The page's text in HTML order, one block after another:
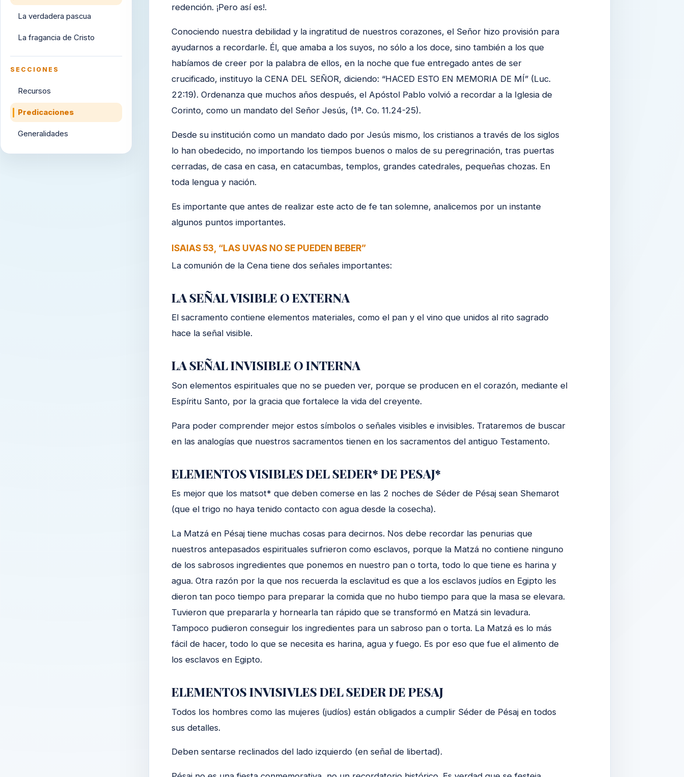
La verdadera pascua
La fragancia de Cristo
SECCIONES
Recursos
Predicaciones
Generalidades
redención. ¡Pero así es!.
Conociendo nuestra debilidad y la ingratitud de nuestros corazones, el Señor hizo provisión para
ayudarnos a recordarle. Él, que amaba a los suyos, no sólo a los doce, sino también a los que
habíamos de creer por la palabra de ellos, en la noche que fue entregado antes de ser
crucificado, instituyo la CENA DEL SEÑOR, diciendo: “HACED ESTO EN MEMORIA DE MÍ” (Luc.
22:19). Ordenanza que muchos años después, el Apóstol Pablo volvió a recordar a la Iglesia de
Corinto, como un mandato del Señor Jesús, (1ª. Co. 11.24-25).
Desde su institución como un mandato dado por Jesús mismo, los cristianos a través de los siglos
lo han obedecido, no importando los tiempos buenos o malos de su peregrinación, tras puertas
cerradas, de casa en casa, en catacumbas, templos, grandes catedrales, pequeñas chozas. En
toda lengua y nación.
Es importante que antes de realizar este acto de fe tan solemne, analicemos por un instante
algunos puntos importantes.
ISAIAS 53, “LAS UVAS NO SE PUEDEN BEBER”
La comunión de la Cena tiene dos señales importantes:
LA SEÑAL VISIBLE O EXTERNA
El sacramento contiene elementos materiales, como el pan y el vino que unidos al rito sagrado
hace la señal visible.
LA SEÑAL INVISIBLE O INTERNA
Son elementos espirituales que no se pueden ver, porque se producen en el corazón, mediante el
Espíritu Santo, por la gracia que fortalece la vida del creyente.
Para poder comprender mejor estos símbolos o señales visibles e invisibles. Trataremos de buscar
en las analogías que nuestros sacramentos tienen en los sacramentos del antiguo Testamento.
ELEMENTOS VISIBLES DEL SEDER* DE PESAJ*
Es mejor que los matsot* que deben comerse en las 2 noches de Séder de Pésaj sean Shemarot
(que el trigo no haya tenido contacto con agua desde la cosecha).
La Matzá en Pésaj tiene muchas cosas para decirnos. Nos debe recordar las penurias que
nuestros antepasados espirituales sufrieron como esclavos, porque la Matzá no contiene ninguno
de los sabrosos ingredientes que ponemos en nuestro pan o torta, todo lo que tiene es harina y
agua. Otra razón por la que nos recuerda la esclavitud es que a los esclavos judíos en Egipto les
dieron tan poco tiempo para preparar la comida que no hubo tiempo para que la masa se elevara.
Tuvieron que prepararla y hornearla tan rápido que se transformó en Matzá sin levadura.
Tampoco pudieron conseguir los ingredientes para un sabroso pan o torta. La Matzá es lo más
fácil de hacer, todo lo que se necesita es harina, agua y fuego. Es por eso que fue el alimento de
los esclavos en Egipto.
ELEMENTOS INVISIVLES DEL SEDER DE PESAJ
Todos los hombres como las mujeres (judíos) están obligados a cumplir Séder de Pésaj en todos
sus detalles.
Deben sentarse reclinados del lado izquierdo (en señal de libertad).